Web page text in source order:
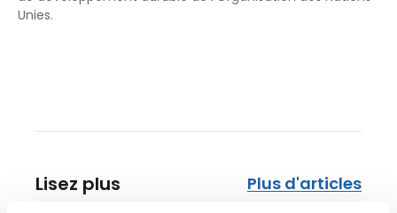
Unies.
Lisez plus Plus d'articles